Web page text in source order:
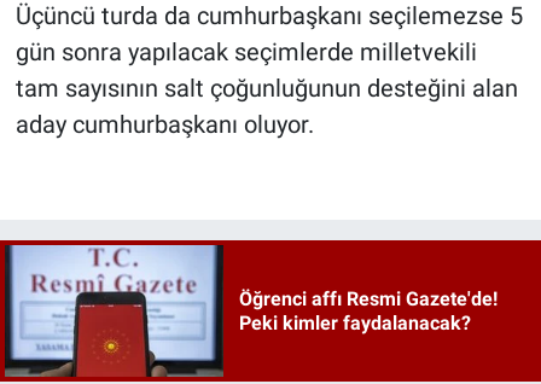
Üçüncü turda da cumhurbaşkanı seçilemezse 5
gün sonra yapılacak seçimlerde milletvekili
tam sayısının salt çoğunluğunun desteğini alan
aday cumhurbaşkanı oluyor.
Öğrenci affı Resmi Gazete'de!
Peki kimler faydalanacak?